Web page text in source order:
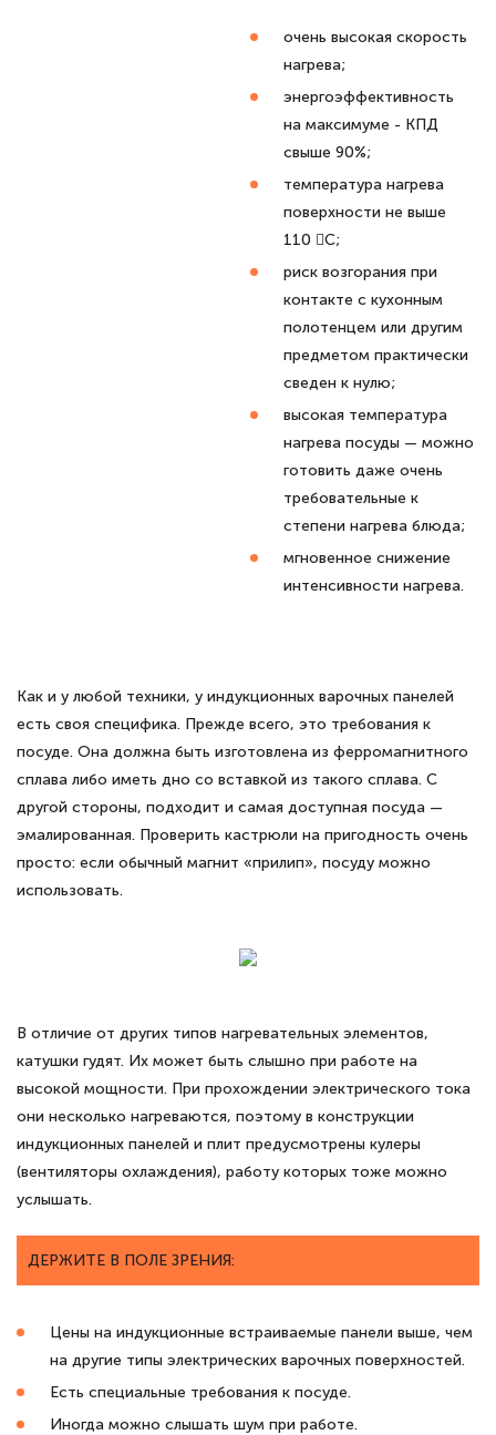
очень высокая скорость
нагрева;
энергоэффективность
на максимуме - КПД
свыше 90%;
температура нагрева
поверхности не выше
110 C;
риск возгорания при
контакте с кухонным
полотенцем или другим
предметом практически
сведен к нулю;
высокая температура
нагрева посуды — можно
готовить даже очень
требовательные к
степени нагрева блюда;
мгновенное снижение
интенсивности нагрева.
Как и у любой техники, у индукционных варочных панелей
есть своя специфика. Прежде всего, это требования к
посуде. Она должна быть изготовлена из ферромагнитного
сплава либо иметь дно со вставкой из такого сплава. С
другой стороны, подходит и самая доступная посуда —
эмалированная. Проверить кастрюли на пригодность очень
просто: если обычный магнит «прилип», посуду можно
использовать.
В отличие от других типов нагревательных элементов,
катушки гудят. Их может быть слышно при работе на
высокой мощности. При прохождении электрического тока
они несколько нагреваются, поэтому в конструкции
индукционных панелей и плит предусмотрены кулеры
(вентиляторы охлаждения), работу которых тоже можно
услышать.
ДЕРЖИТЕ В ПОЛЕ ЗРЕНИЯ:
Цены на индукционные встраиваемые панели выше, чем
на другие типы электрических варочных поверхностей.
Есть специальные требования к посуде.
Иногда можно слышать шум при работе.